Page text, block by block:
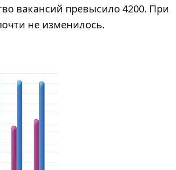
вакансий превысило 4200. При
не изменилось.